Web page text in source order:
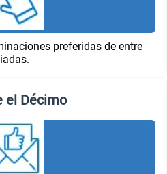
preferidas de entre
el Décimo